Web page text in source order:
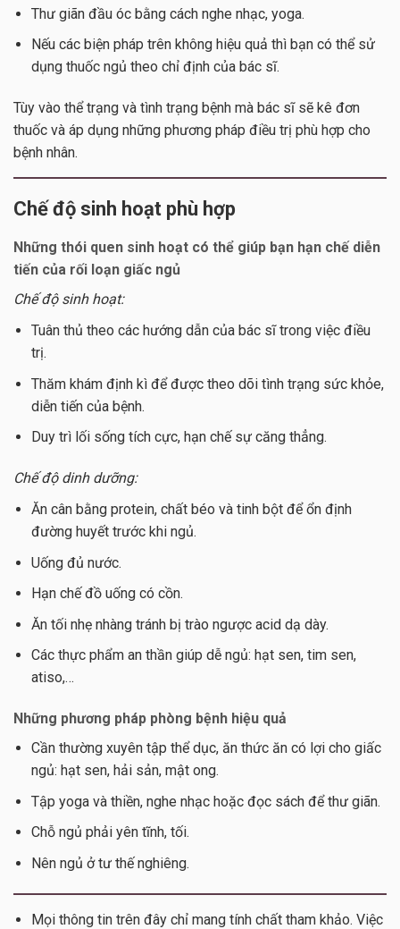
Thư giãn đầu óc bằng cách nghe nhạc, yoga.
Nếu các biện pháp trên không hiệu quả thì bạn có thể sử
dụng thuốc ngủ theo chỉ định của bác sĩ.
Tùy vào thể trạng và tình trạng bệnh mà bác sĩ sẽ kê đơn
thuốc và áp dụng những phương pháp điều trị phù hợp cho
bệnh nhân.
Chế độ sinh hoạt phù hợp
Những thói quen sinh hoạt có thể giúp bạn hạn chế diễn
tiến của rối loạn giấc ngủ
Chế độ sinh hoạt:
Tuân thủ theo các hướng dẫn của bác sĩ trong việc điều
trị.
Thăm khám định kì để được theo dõi tình trạng sức khỏe,
diễn tiến của bệnh.
Duy trì lối sống tích cực, hạn chế sự căng thẳng.
Chế độ dinh dưỡng:
Ăn cân bằng protein, chất béo và tinh bột để ổn định
đường huyết trước khi ngủ.
Uống đủ nước.
Hạn chế đồ uống có cồn.
Ăn tối nhẹ nhàng tránh bị trào ngược acid dạ dày.
Các thực phẩm an thần giúp dễ ngủ: hạt sen, tim sen,
atiso,…
Những phương pháp phòng bệnh hiệu quả
Cần thường xuyên tập thể dục, ăn thức ăn có lợi cho giấc
ngủ: hạt sen, hải sản, mật ong.
Tập yoga và thiền, nghe nhạc hoặc đọc sách để thư giãn.
Chỗ ngủ phải yên tĩnh, tối.
Nên ngủ ở tư thế nghiêng.
Mọi thông tin trên đây chỉ mang tính chất tham khảo. Việc